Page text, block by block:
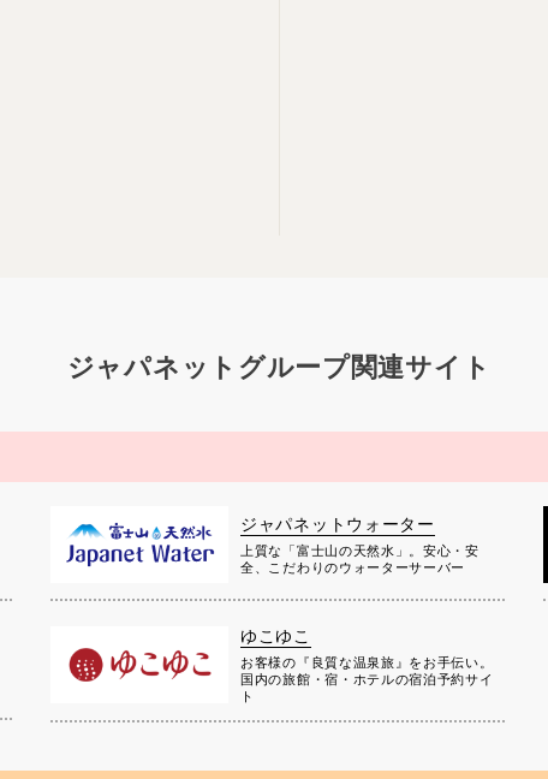
ジャパネットグループ関連サイト
ジャパネットウォーター
上質な「富士山の天然水」。安心・安
全、こだわりのウォーターサーバー
ゆこゆこ
お客様の『良質な温泉旅』をお手伝い。
国内の旅館・宿・ホテルの宿泊予約サイ
ト